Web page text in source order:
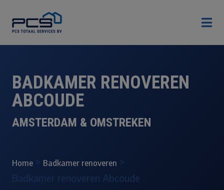

BADKAMER RENOVEREN
ABCOUDE
AMSTERDAM & OMSTREKEN
Home Badkamer renoveren >
Badkamer renoveren Abcoude